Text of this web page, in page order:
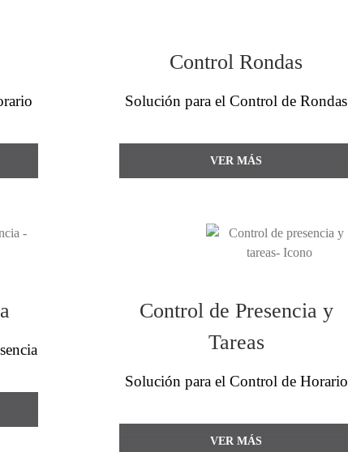
Control Rondas
Solución para el Control de Rondas
VER MÁS
Control de Presencia y
Tareas
Solución para el Control de Horario
VER MÁS